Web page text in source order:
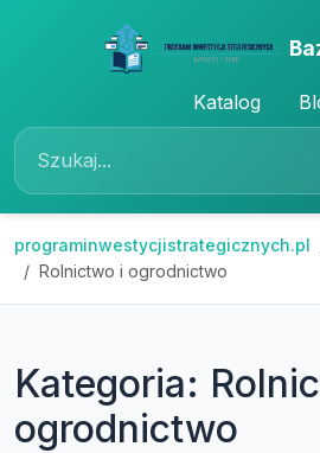
Katalog
programinwestycjistrategicznych.pl
Rolnictwo i ogrodnictwo
Kategoria:
ogrodnictwo